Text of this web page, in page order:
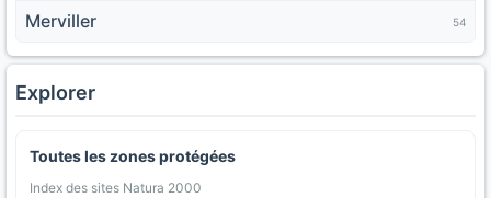
Merviller 54
Explorer
Toutes les zones protégées
Index des sites Natura 2000